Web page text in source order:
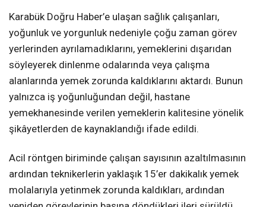
Karabük Doğru Haber’e ulaşan sağlık çalışanları,
yoğunluk ve yorgunluk nedeniyle çoğu zaman görev
yerlerinden ayrılamadıklarını, yemeklerini dışarıdan
söyleyerek dinlenme odalarında veya çalışma
alanlarında yemek zorunda kaldıklarını aktardı. Bunun
yalnızca iş yoğunluğundan değil, hastane
yemekhanesinde verilen yemeklerin kalitesine yönelik
şikâyetlerden de kaynaklandığı ifade edildi.
Acil röntgen biriminde çalışan sayısının azaltılmasının
ardından teknikerlerin yaklaşık 15’er dakikalık yemek
molalarıyla yetinmek zorunda kaldıkları, ardından